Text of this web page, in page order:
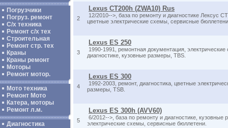
Погрузчики
Погруз. ремонт
С/х техника
Ремонт с/х тех
Строительная
Ремонт стр. тех
Краны
Краны ремонт
Моторы
Ремонт мотор.
Мото техника
Ремонт Мото
Катера, моторы
Ремонт л.м.
Диагностика
2
Lexus CT200h (ZWA10) Rus
12/2010-->, база по ремонту и диагностике Лексус
цветные электрические схемы, сервисные
3
Lexus ES 250
1990-1991, ремонтная документация,
диагностике, кузовные размеры, TBS.
4
Lexus ES 300
1992-2003, ремонт, диагностика, цветные
размеры, TSB.
5
Lexus ES 300h (AVV60)
6/2012-->, база по ремонту и диагностике, кузовные
электрические схемы, сервисные бюллетени.